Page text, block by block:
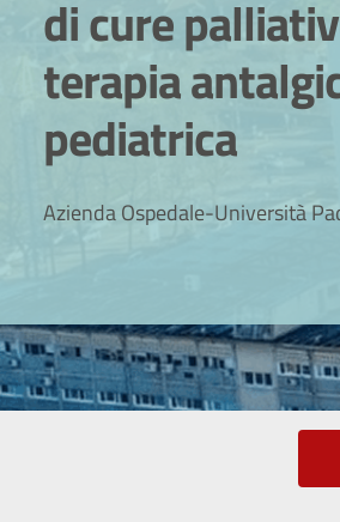
di cure
terapia
pediatrica
Azienda Ospedale-Università